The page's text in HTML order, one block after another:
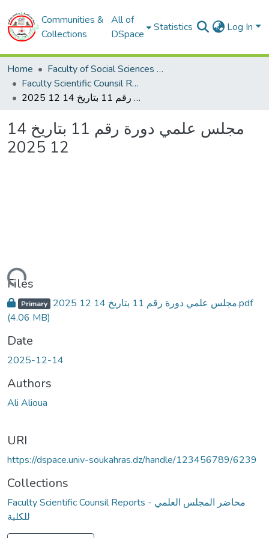
Communities &
Collections
All of
DSpace
Statistics Log In
Home
Faculty of Social Sciences and Humanities
Faculty Scientific Counsil Reports - محاضر المجلس العلمي للكلية
مجلس علمي دورة رقم 11 بتاريخ 14 12 2025
مجلس علمي دورة رقم 11 بتاريخ 14
12 2025
Loading...
Files
Primary
مجلس علمي دورة رقم 11 بتاريخ 14 12 2025.pdf
(4.06 MB)
Date
2025-12-14
Authors
Ali Alioua
URI
https://dspace.univ-soukahras.dz/handle/123456789/6239
Collections
Faculty Scientific Counsil Reports - محاضر المجلس العلمي
للكلية